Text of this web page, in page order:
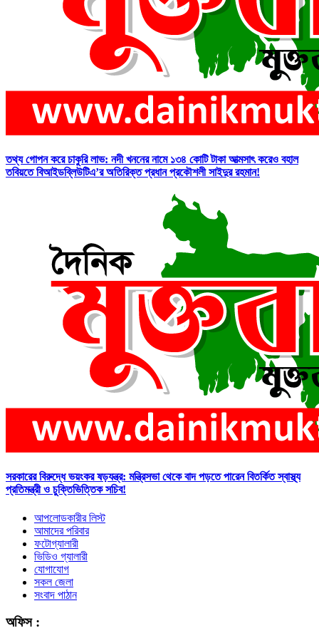
তথ্য গোপন করে চাকুরি লাভ: নদী খননের নামে ১৩৪ কোটি টাকা আত্মসাৎ করেও বহাল
তবিয়তে বিআইডব্লিউটিএ’র অতিরিক্ত প্রধান প্রকৌশলী সাইদুর রহমান!
সরকারের বিরুদ্ধে ভয়ংকর ষড়যন্ত্র: মন্ত্রিসভা থেকে বাদ পড়তে পারেন বিতর্কিত স্বাস্থ্য
প্রতিমন্ত্রী ও চুক্তিভিত্তিক সচিব!
আপলোডকারীর লিস্ট
আমাদের পরিবার
ফটোগ্যালারী
ভিডিও গ্যালারী
যোগাযোগ
সকল জেলা
সংবাদ পাঠান
অফিস :